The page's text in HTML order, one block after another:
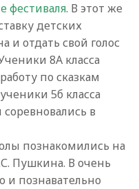
фестиваля. В этот же
детских
и отдать свой голос
8А класса
по сказкам
5б класса
в
познакомились на
Пушкина. В очень
и познавательно